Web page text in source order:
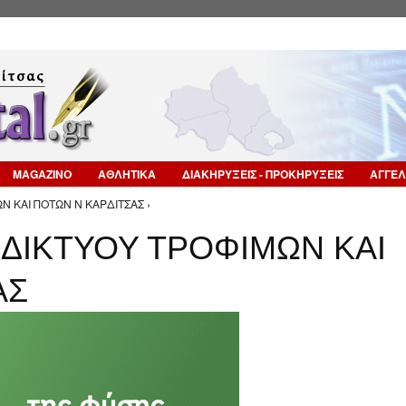
MAGAZINO ΑΘΛΗΤΙΚΑ ΔΙΑΚΗΡΥΞΕΙΣ - ΠΡΟΚΗΡΥΞΕΙΣ
ΚΑΙ ΠΟΤΩΝ Ν ΚΑΡΔΙΤΣΑΣ ›
ΤΡΟΦΙΜΩΝ ΚΑΙ